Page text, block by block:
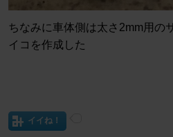
ちなみに車体側は太さ2mm用の
イコを作成した
イイね！